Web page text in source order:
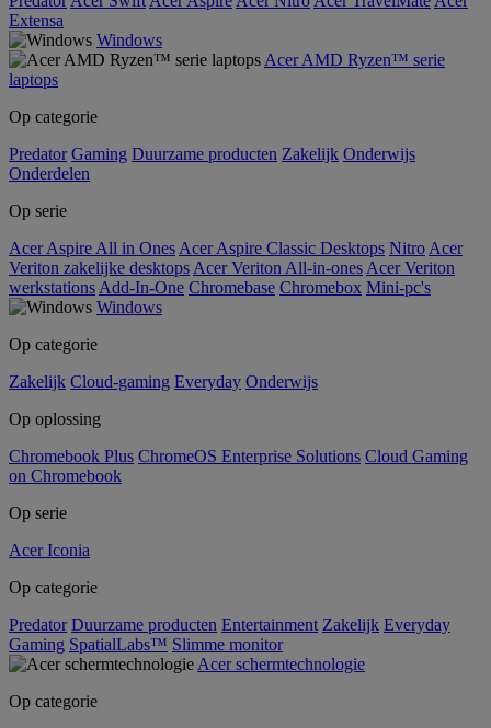
Extensa
Windows
Acer AMD Ryzen™ serie
laptops
Op categorie
Predator Gaming Duurzame producten Zakelijk Onderwijs
Onderdelen
Op serie
Acer Aspire All in Ones Acer Aspire Classic Desktops Nitro Acer
Veriton zakelijke desktops Acer Veriton All-in-ones Acer Veriton
werkstations Add-In-One Chromebase Chromebox Mini-pc's
Windows
Op categorie
Zakelijk Cloud-gaming Everyday Onderwijs
Op oplossing
Chromebook Plus ChromeOS Enterprise Solutions Cloud Gaming
on Chromebook
Op serie
Acer Iconia
Op categorie
Predator Duurzame producten Entertainment Zakelijk Everyday
Gaming SpatialLabs™ Slimme monitor
Acer schermtechnologie
Op categorie